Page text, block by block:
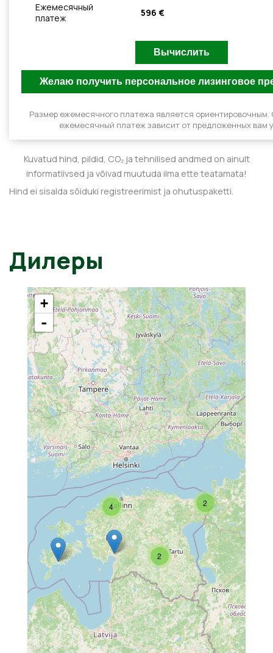
Ежемесячный
платеж
596 €
Размер ежемесячного платежа является
ежемесячный платеж зависит от предложенных вам
Kuvatud hind, pildid, CO₂ ja tehnilised andmed on ainult
informatiivsed ja võivad muutuda ilma ette teatamata!
Hind ei sisalda sõiduki registreerimist ja ohutuspaketti.
Дилеры
2
2
4
+
-